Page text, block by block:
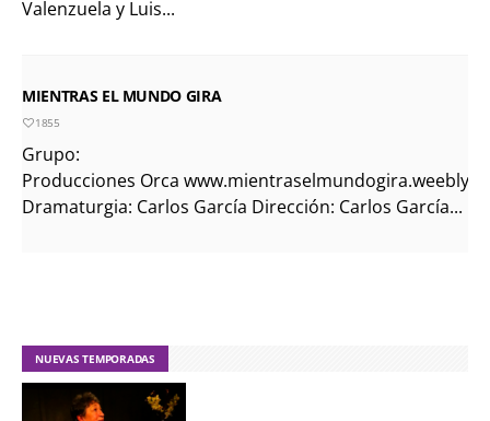
Valenzuela y Luis...
MIENTRAS EL MUNDO GIRA
1855
Grupo:
Producciones Orca
Dramaturgia: Carlos García Dirección: Carlos García...
NUEVAS TEMPORADAS